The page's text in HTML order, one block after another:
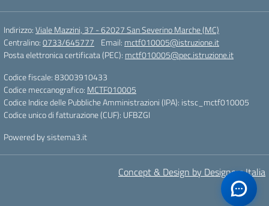
Indirizzo:Viale Mazzini, 37 - 62027 San Severino Marche (MC)
Centralino:0733/645777 Email: mctf010005@istruzione.it
Posta elettronica certificata (PEC): mctf010005@pec.istruzione.it
Codice fiscale: 83003910433
Codice meccanografico: MCTF010005
Codice Indice delle Pubbliche Amministrazioni (IPA): istsc_mctf010005
Codice unico di fatturazione (CUF): UFBZGI
Powered by sistema3.it
Concept & Design by Designers Italia